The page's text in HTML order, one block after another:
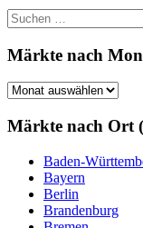
Suchen
nach:
Märkte nach
Märkte
Monat
Märkte nach Ort
Baden-
Bayern
Berlin
Brandenburg